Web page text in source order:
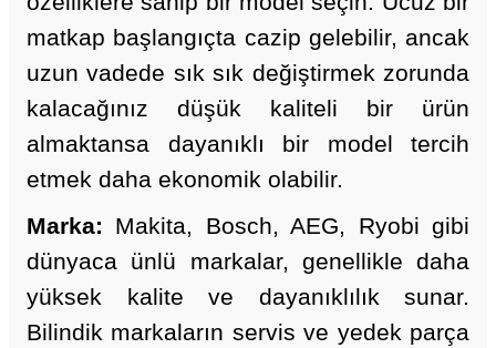
matkap başlangıçta cazip gelebilir, ancak
uzun vadede sık sık değiştirmek zorunda
kalacağınız düşük kaliteli bir ürün
almaktansa dayanıklı bir model tercih
etmek daha ekonomik olabilir.
Marka: Makita, Bosch,AEG, Ryobi gibi
dünyaca ünlü markalar, genellikle daha
yüksek kalite ve dayanıklılık sunar.
Bilindik markaların servis ve yedek parça